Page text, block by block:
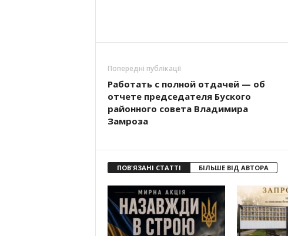
Попередні публікації
Работать с полной отдачей — об
отчете председателя Буского
районного совета Владимира
Замроза
ПОВ'ЯЗАНІ СТАТТІ БІЛЬШЕ ВІД АВТОРА